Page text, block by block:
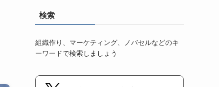
検索
組織作り、マーケティング、ノバセルなどのキ
ーワードで検索しましょう